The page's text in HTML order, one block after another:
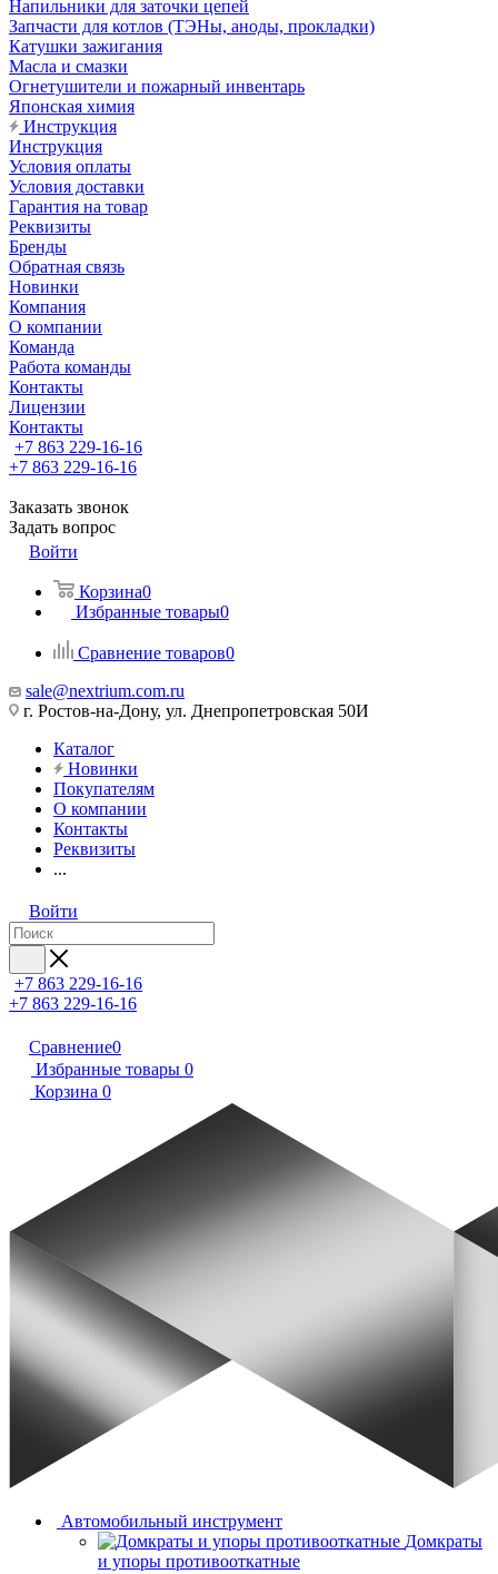
Напильники для заточки цепей
Запчасти для котлов (ТЭНы, аноды, прокладки)
Катушки зажигания
Масла и смазки
Огнетушители и пожарный инвентарь
Японская химия
Инструкция
Инструкция
Условия оплаты
Условия доставки
Гарантия на товар
Реквизиты
Бренды
Обратная связь
Новинки
Компания
О компании
Команда
Работа команды
Контакты
Лицензии
Контакты
+7 863 229-16-16
+7 863 229-16-16
Заказать звонок
Задать вопрос
Войти
Корзина0
Избранные товары0
Сравнение товаров0
sale@nextrium.com.ru
г. Ростов-на-Дону, ул. Днепропетровская 50И
Каталог
Новинки
Покупателям
О компании
Контакты
Реквизиты
...
Войти
+7 863 229-16-16
+7 863 229-16-16
Сравнение0
Избранные товары 0
Корзина 0
Автомобильный инструмент
Домкраты
и упоры противооткатные